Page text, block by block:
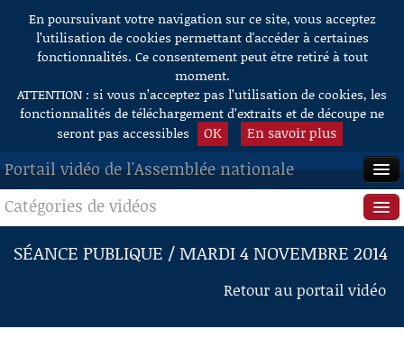
Aller au contenu
En poursuivant votre navigation sur ce site, vous acceptez
l’utilisation de cookies permettant d'accéder à certaines
fonctionnalités. Ce consentement peut être retiré à tout
moment.
ATTENTION : si vous n’acceptez pas l’utilisation de cookies, les
fonctionnalités de téléchargement d’extraits et de découpe ne
seront pas accessibles
OK En savoir plus
Portail vidéo de l'Assemblée nationale
ACCUEIL
EN DIRECT
RECHERCHE
Catégories de vidéos
Séance publique
Questions au Gouvernement
Commissions
SÉANCE PUBLIQUE / MARDI 4 NOVEMBRE 2014
Retour au portail vidéo